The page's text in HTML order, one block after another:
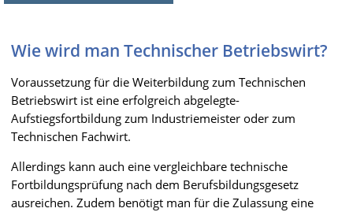
Wie wird man Technischer Betriebswirt?
Voraussetzung für die Weiterbildung zum Technischen
Betriebswirt ist eine erfolgreich abgelegte-
Aufstiegsfortbildung zum Industriemeister oder zum
Technischen Fachwirt.
Allerdings kann auch eine vergleichbare technische
Fortbildungsprüfung nach dem Berufsbildungsgesetz
ausreichen. Zudem benötigt man für die Zulassung eine